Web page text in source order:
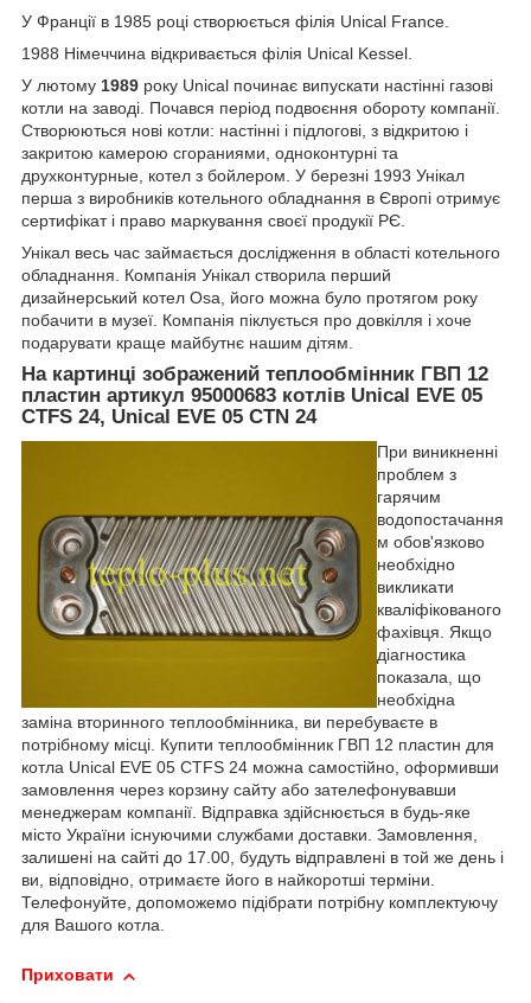
У Франції в 1985 році створюється філія Unical France.
1988 Німеччина відкривається філія Unical Kessel.
У лютому 1989 року Unical починає випускати настінні газові
котли на заводі. Почався період подвоєння обороту компанії.
Створюються нові котли: настінні і підлогові, з відкритою і
закритою камерою сгораниями, одноконтурні та
друхконтурные, котел з бойлером. У березні 1993 Унікал
перша з виробників котельного обладнання в Європі отримує
сертифікат і право маркування своєї продукії РЄ.
Унікал весь час займається дослідження в області котельного
обладнання. Компанія Унікал створила перший
дизайнерський котел Osa, його можна було протягом року
побачити в музеї. Компанія піклується про довкілля і хоче
подарувати краще майбутнє нашим дітям.
На картинці зображений теплообмінник ГВП 12
пластин артикул 95000683 котлів Unical EVE 05
CTFS 24, Unical EVE 05 CTN 24
При виникненні
проблем з
гарячим
водопостачання
м обов'язково
необхідно
викликати
кваліфікованого
фахівця. Якщо
діагностика
показала, що
необхідна
заміна вторинного теплообмінника, ви перебуваєте в
потрібному місці. Купити теплообмінник ГВП 12 пластин для
котла Unical EVE 05 CTFS 24 можна самостійно, оформивши
замовлення через корзину сайту або зателефонувавши
менеджерам компанії. Відправка здійснюється в будь-яке
місто України існуючими службами доставки. Замовлення,
залишені на сайті до 17.00, будуть відправлені в той же день і
ви, відповідно, отримаєте його в найкоротші терміни.
Телефонуйте, допоможемо підібрати потрібну комплектуючу
для Вашого котла.
Приховати